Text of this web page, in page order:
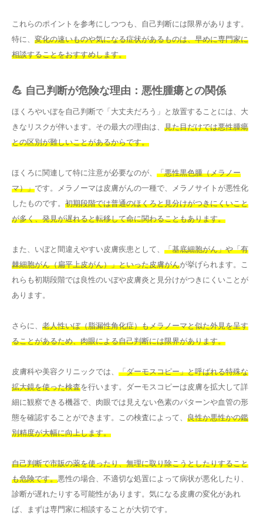
これらのポイントを参考にしつつも、自己判断には限界があります。
特に、 変化の速いものや気になる症状があるものは、早めに専門家に
相談することをおすすめします。
💪 自己判断が危険な理由：悪性腫瘍との関係
ほくろやいぼを自己判断で「大丈夫だろう」と放置することには、大
きなリスクが伴います。その最大の理由は、 見た目だけでは悪性腫瘍
との区別が難しいことがあるからです。
ほくろに関連して特に注意が必要なのが、 「悪性黒色腫（メラノー
マ）」です。メラノーマは皮膚がんの一種で、メラノサイトが悪性化
したものです。 初期段階では普通のほくろと見分けがつきにくいこと
が多く、発見が遅れると転移して命に関わることもあります。
また、いぼと間違えやすい皮膚疾患として、 「基底細胞がん」や「有
棘細胞がん（扁平上皮がん）」といった皮膚がんが挙げられます。こ
れらも初期段階では良性のいぼや皮膚炎と見分けがつきにくいことが
あります。
さらに、 老人性いぼ（脂漏性角化症）もメラノーマと似た外見を呈す
ることがあるため、肉眼による自己判断には限界があります。
皮膚科や美容クリニックでは、 「ダーモスコピー」と呼ばれる特殊な
拡大鏡を使った検査を行います。ダーモスコピーは皮膚を拡大して詳
細に観察できる機器で、肉眼では見えない色素のパターンや血管の形
態を確認することができます。この検査によって、 良性か悪性かの鑑
別精度が大幅に向上します。
自己判断で市販の薬を使ったり、無理に取り除こうとしたりすること
も危険です。悪性の場合、不適切な処置によって病状が悪化したり、
診断が遅れたりする可能性があります。気になる皮膚の変化があれ
ば、まずは専門家に相談することが大切です。